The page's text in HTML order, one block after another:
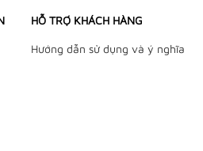
HỖ TRỢ KHÁCH HÀNG
Hướng dẫn sử dụng và ý nghĩa